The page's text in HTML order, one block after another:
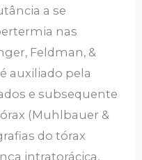
a se
nas
Feldman, &
auxiliado pela
e subsequente
(Muhlbauer &
do tórax
intratorácica,